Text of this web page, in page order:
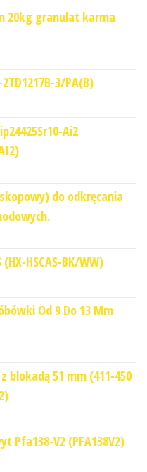
20kg granulat karma
3/PA(B)
Ai2
do odkręcania
HSCAS-BK/WW)
Od 9 Do 13 Mm
blokadą 51 mm (411-450
Pfa138-V2 (PFA138V2)